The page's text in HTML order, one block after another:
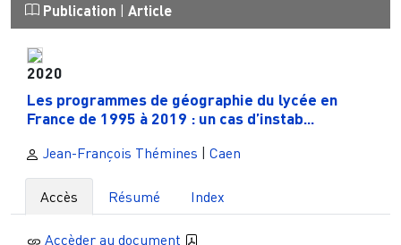
Publication | Article
2020
Les programmes de géographie du lycée en
France de 1995 à 2019 : un cas d’instab...
Jean-François Thémines Caen
Accès Résumé Index
Accèder au document